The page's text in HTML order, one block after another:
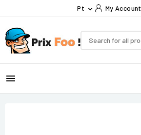
Pt  My Account
